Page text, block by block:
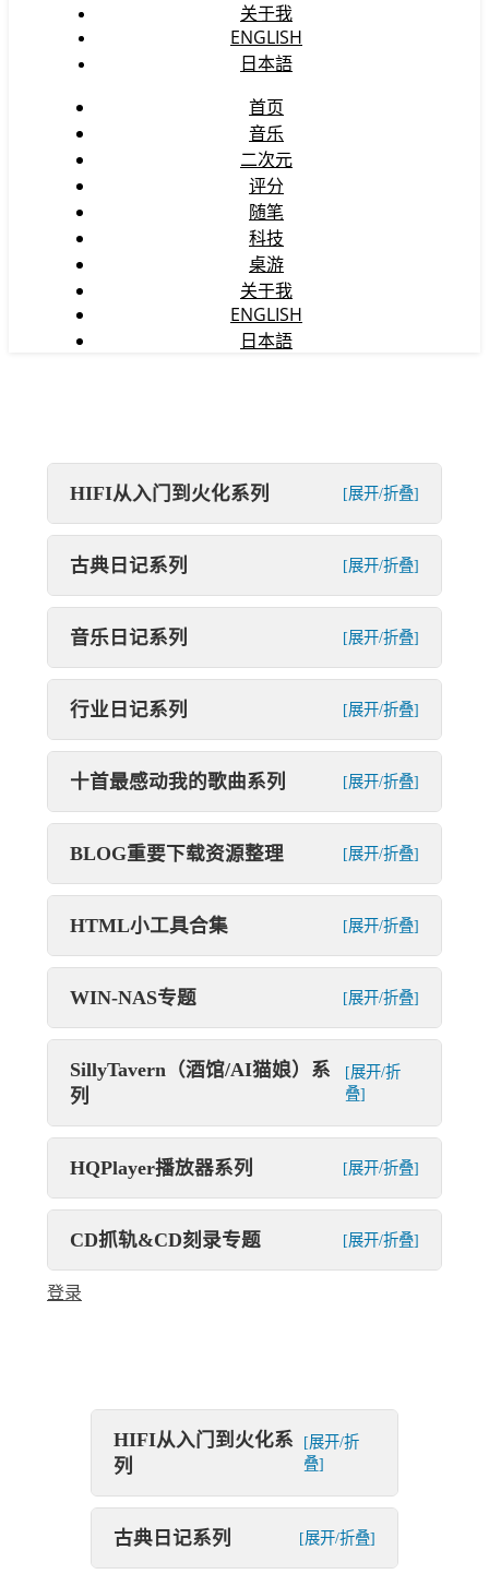
关于我
ENGLISH
日本語
首页
音乐
二次元
评分
随笔
科技
桌游
关于我
ENGLISH
日本語
HIFI从入门到火化系列 [展开/折叠]
古典日记系列 [展开/折叠]
音乐日记系列 [展开/折叠]
行业日记系列 [展开/折叠]
十首最感动我的歌曲系列 [展开/折叠]
BLOG重要下载资源整理 [展开/折叠]
HTML小工具合集 [展开/折叠]
WIN-NAS专题 [展开/折叠]
SillyTavern（酒馆/AI猫娘）系
列
[展开/折
叠]
HQPlayer播放器系列 [展开/折叠]
CD抓轨&CD刻录专题 [展开/折叠]
登录
HIFI从入门到火化系
列
[展开/折
叠]
古典日记系列 [展开/折叠]